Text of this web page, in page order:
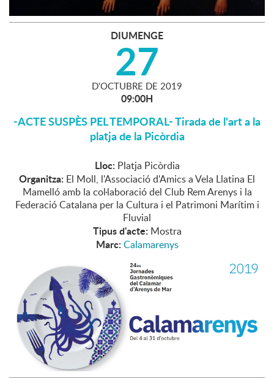
DIUMENGE
27
D'OCTUBRE DE 2019
09:00H
-ACTE SUSPÈS PEL TEMPORAL- Tirada de l'art a la
platja de la Picòrdia
Lloc: Platja Picòrdia
Organitza: El Moll, l'Associació d'Amics a Vela Llatina El
Mamelló amb la col·laboració del Club Rem Arenys i la
Federació Catalana per la Cultura i el Patrimoni Marítim i
Fluvial
Tipus d'acte: Mostra
Marc: Calamarenys